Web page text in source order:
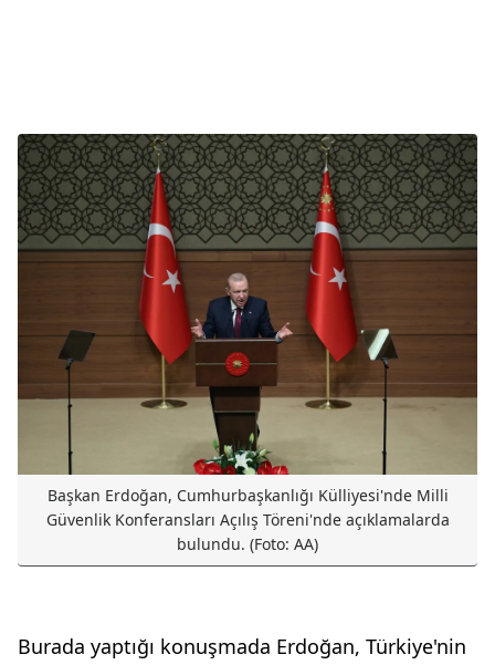
Başkan Erdoğan, Cumhurbaşkanlığı Külliyesi'nde Milli
Güvenlik Konferansları Açılış Töreni'nde açıklamalarda
bulundu. (Foto: AA)
Burada yaptığı konuşmada Erdoğan, Türkiye'nin